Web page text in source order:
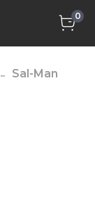
0
Sal-Man